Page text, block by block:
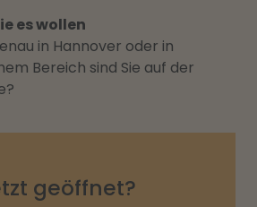
es wollen
in Hannover oder in
Bereich sind Sie auf der
geöffnet?